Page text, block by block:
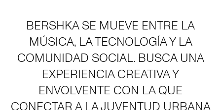
BERSHKA SE MUEVE ENTRE LA
MÚSICA, LA TECNOLOGÍA Y LA
COMUNIDAD SOCIAL. BUSCA UNA
EXPERIENCIA CREATIVA Y
ENVOLVENTE CON LA QUE